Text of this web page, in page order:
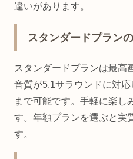
違いがあります。
スタンダードプラン
スタンダードプランは最高
音質が5.1サラウンドに対
まで可能です。手軽に楽し
す。年額プランを選ぶと実
す。